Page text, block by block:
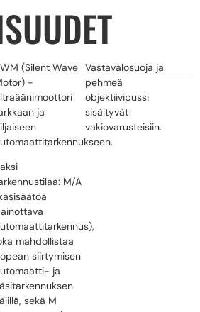
(Silent Wave
-
ja
M/A
mahdollistaa
siirtymisen
ja
sekä M
Vastavalosuoja ja
pehmeä
objektiivipussi
sisältyvät
vakiovarusteisiin.